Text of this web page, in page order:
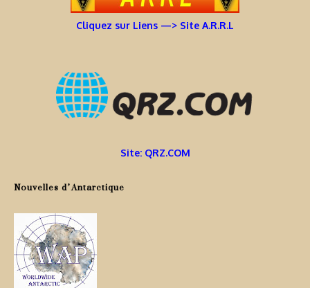
Cliquez sur Liens —> Site A.R.R.L
Site: QRZ.COM
Nouvelles d’Antarctique